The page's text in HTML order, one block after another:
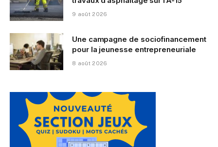
9 août 2026
Une campagne de sociofinancement
pour la jeunesse entrepreneuriale
8 août 2026